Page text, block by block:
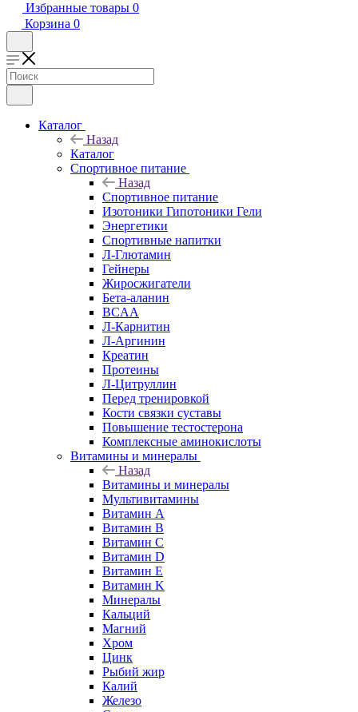
Избранные товары 0
Корзина 0
Каталог
Назад
Каталог
Спортивное питание
Назад
Спортивное питание
Изотоники Гипотоники Гели
Энергетики
Спортивные напитки
Л-Глютамин
Гейнеры
Жиросжигатели
Бета-аланин
BCAA
Л-Карнитин
Л-Аргинин
Креатин
Протеины
Л-Цитруллин
Перед тренировкой
Кости связки суставы
Повышение тестостерона
Комплексные аминокислоты
Витамины и минералы
Назад
Витамины и минералы
Мультивитамины
Витамин A
Витамин B
Витамин C
Витамин D
Витамин E
Витамин K
Минералы
Кальций
Магний
Хром
Цинк
Рыбий жир
Калий
Железо